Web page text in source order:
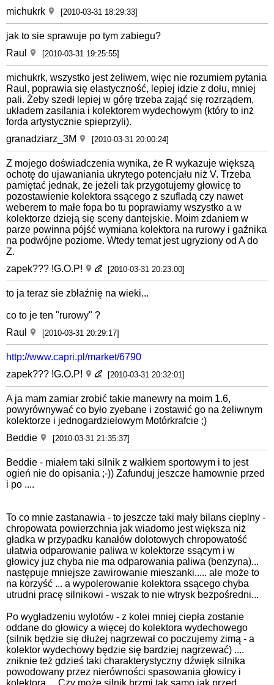
michukrk
[2010-03-31 18:29:33]
jak to sie sprawuje po tym zabiegu?
Raul
[2010-03-31 19:25:55]
michukrk, wszystko jest żeliwem, więc nie rozumiem pytania
Raul, poprawia się elastyczność, lepiej idzie z dołu, mniej
pali. Żeby szedł lepiej w górę trzeba zająć się rozrządem,
układem zasilania i kolektorem wydechowym (który to inż
forda artystycznie spieprzyli).
granadziarz_3M
[2010-03-31 20:00:24]
Z mojego doświadczenia wynika, że R wykazuje większą
ochotę do ujawaniania ukrytego potencjału niż V. Trzeba
pamiętać jednak, że jeżeli tak przygotujemy głowicę to
pozostawienie kolektora ssącego z szufladą czy nawet
weberem to małe fopa bo tu poprawiamy wszystko a w
kolektorze dzieją się sceny dantejskie. Moim zdaniem w
parze powinna pójść wymiana kolektora na rurowy i gaźnika
na podwójne poziome. Wtedy temat jest ugryziony od A do
Z.
zapek??? !G.O.P!
[2010-03-31 20:23:00]
to ja teraz sie zbłaźnię na wieki...
co to je ten "rurowy" ?
Raul
[2010-03-31 20:29:17]
http://www.capri.pl/market/6790
zapek??? !G.O.P!
[2010-03-31 20:32:01]
A ja mam zamiar zrobić takie manewry na moim 1.6,
powyrównywać co było zyebane i zostawić go na żeliwnym
kolektorze i jednogardzielowym Motórkrafcie ;)
Beddie
[2010-03-31 21:35:37]
Beddie - miałem taki silnik z wałkiem sportowym i to jest
ogień nie do opisania ;-)) Zafunduj jeszcze hamownie przed
i po ....
To co mnie zastanawia - to jeszcze taki mały bilans cieplny -
chropowata powierzchnia jak wiadomo jest większa niż
gładka w przypadku kanałów dolotowych chropowatość
ułatwia odparowanie paliwa w kolektorze ssącym i w
głowicy juz chyba nie ma odparowania paliwa (benzyna)...
następuje mniejsze zawirowanie mieszanki..... ale może to
na korzyść ... a wypolerowanie kolektora ssącego chyba
utrudni pracę silnikowi - wszak to nie wtrysk bezpośredni...
Po wygładzeniu wylotów - z kolei mniej ciepła zostanie
oddane do głowicy a więcej do kolektora wydechowego
(silnik będzie się dłużej nagrzewał co poczujemy zimą - a
kolektor wydechowy będzie się bardziej nagrzewać) ....
zniknie też gdzieś taki charakterystyczny dźwięk silnika
powodowany przez nierówności spasowania głowicy i
kolektora ... Czy może silnik brzmi tak samo jak przed